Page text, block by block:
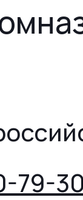
79-30